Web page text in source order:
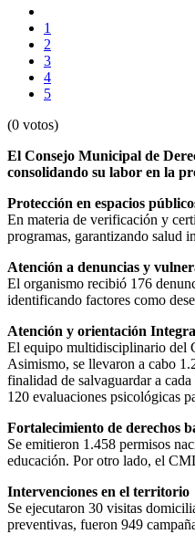
1
2
3
4
5
(0 votos)
El Consejo Municipal de
consolidando su labor en la
Protección en espacios
En materia de verificación y
programas, garantizando salud
Atención a denuncias y
El organismo recibió 176
identificando factores como
Atención y orientación
El equipo multidisciplinario del
Asimismo, se llevaron a cabo
finalidad de salvaguardar a
120 evaluaciones psicológicas
Fortalecimiento de derechos
Se emitieron 1.458 permisos
educación. Por otro lado, el
Intervenciones en el territorio
Se ejecutaron 30 visitas
preventivas, fueron 949